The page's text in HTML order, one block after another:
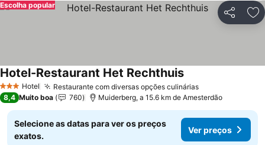
Partilhar
Escolha popular
3 EstrelasHotel Restaurante com diversas opções culinárias
Hotel-Restaurant Het Rechthuis
8,4 Muito boa 760 Muiderberg, a 15.6 km de Amesterdão
Selecione as datas para ver os preços
exatos.
Ver preços